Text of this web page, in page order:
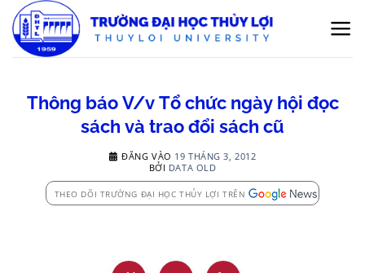
qua
nội
Thông báo V/v Tổ chức ngày hội đọc
sách và trao đổi sách cũ
ĐĂNG VÀO 19 THÁNG 3, 2012
BỞI DATA OLD
THEO DÕI TRƯỜNG ĐẠI HỌC THỦY LỢI TRÊN